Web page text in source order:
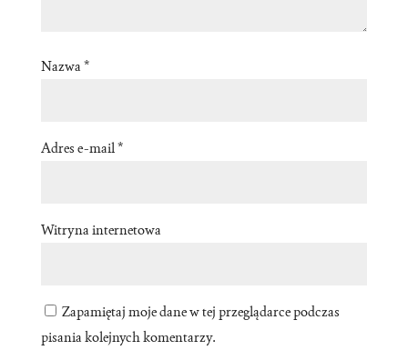
Nazwa *
Adres e-mail*
Witryna internetowa
Zapamiętaj moje dane w tej przeglądarce podczas
pisania kolejnych komentarzy.